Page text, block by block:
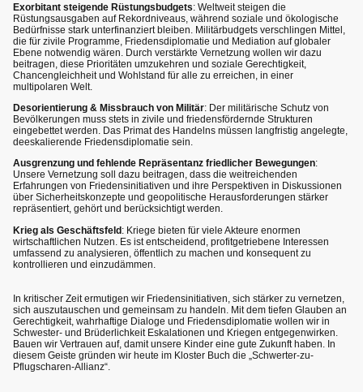
Exorbitant steigende Rüstungsbudgets: Weltweit steigen die
Rüstungsausgaben auf Rekordniveaus, während soziale und ökologische
Bedürfnisse stark unterfinanziert bleiben. Militärbudgets verschlingen Mittel,
die für zivile Programme, Friedensdiplomatie und Mediation auf globaler
Ebene notwendig wären. Durch verstärkte Vernetzung wollen wir dazu
beitragen, diese Prioritäten umzukehren und soziale Gerechtigkeit,
Chancengleichheit und Wohlstand für alle zu erreichen, in einer
multipolaren Welt.
Desorientierung & Missbrauch von Militär: Der militärische Schutz von
Bevölkerungen muss stets in zivile und friedensfördernde Strukturen
eingebettet werden. Das Primat des Handelns müssen langfristig angelegte,
deeskalierende Friedensdiplomatie sein.
Ausgrenzung und fehlende Repräsentanz friedlicher Bewegungen:
Unsere Vernetzung soll dazu beitragen, dass die weitreichenden
Erfahrungen von Friedensinitiativen und ihre Perspektiven in Diskussionen
über Sicherheitskonzepte und geopolitische Herausforderungen stärker
repräsentiert, gehört und berücksichtigt werden.
Krieg als Geschäftsfeld: Kriege bieten für viele Akteure enormen
wirtschaftlichen Nutzen. Es ist entscheidend, profitgetriebene Interessen
umfassend zu analysieren, öffentlich zu machen und konsequent zu
kontrollieren und einzudämmen.
In kritischer Zeit ermutigen wir Friedensinitiativen, sich stärker zu vernetzen,
sich auszutauschen und gemeinsam zu handeln. Mit dem tiefen Glauben an
Gerechtigkeit, wahrhaftige Dialoge und Friedensdiplomatie wollen wir in
Schwester- und Brüderlichkeit Eskalationen und Kriegen entgegenwirken.
Bauen wir Vertrauen auf, damit unsere Kinder eine gute Zukunft haben. In
diesem Geiste gründen wir heute im Kloster Buch die „Schwerter-zu-
Pflugscharen-Allianz“.